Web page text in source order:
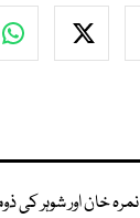
نمرہ خان اور شوہر